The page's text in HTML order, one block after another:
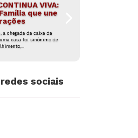
VIVA:
que une
a chegada da caixa da
casa foi sinónimo de
sociais